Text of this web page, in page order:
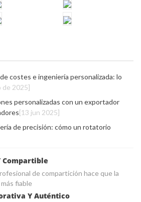
costes e ingeniería personalizada: lo
de 2025]
personalizadas con un exportador
[13 jun 2025]
de precisión: cómo un rotatorio
Compartible
de compartición hace que la
fiable
Y Auténtico